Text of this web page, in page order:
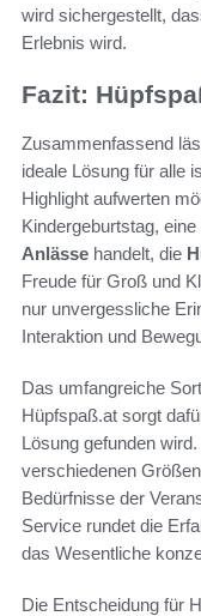
wird sichergestellt,
Erlebnis wird.
Fazit:
Zusammenfassend
ideale Lösung für alle
Highlight aufwerten
Kindergeburtstag,
Anlässe handelt, die
Freude für Groß und
nur unvergessliche
Interaktion und
Das umfangreiche
Hüpfspaß.at sorgt
Lösung gefunden
verschiedenen
Bedürfnisse der
Service rundet die
das Wesentliche
Die Entscheidung für